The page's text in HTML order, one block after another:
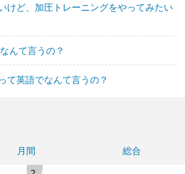
けど、加圧トレーニングをやってみたい
んて言うの？
て英語でなんて言うの？
月間
総合